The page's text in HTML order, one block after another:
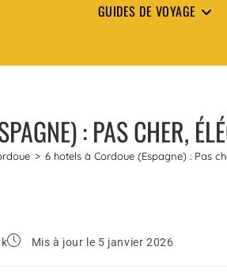
GUIDES DE VOYAGE
: PAS CHER,
> 6 hotels à Cordoue (Espagne) : Pas
Mis à jour le 5 janvier 2026